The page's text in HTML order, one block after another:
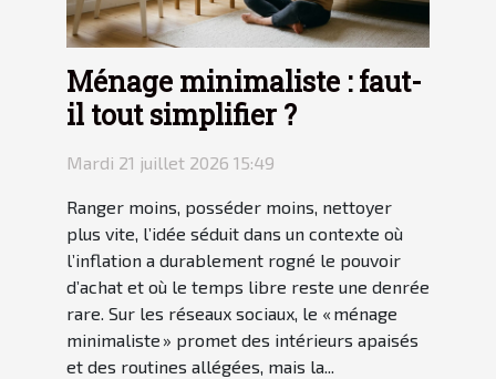
Ménage minimaliste : faut-
il tout simplifier ?
Mardi 21 juillet 2026 15:49
Ranger moins, posséder moins, nettoyer
plus vite, l’idée séduit dans un contexte où
l’inflation a durablement rogné le pouvoir
d’achat et où le temps libre reste une denrée
rare. Sur les réseaux sociaux, le « ménage
minimaliste » promet des intérieurs apaisés
et des routines allégées, mais la...